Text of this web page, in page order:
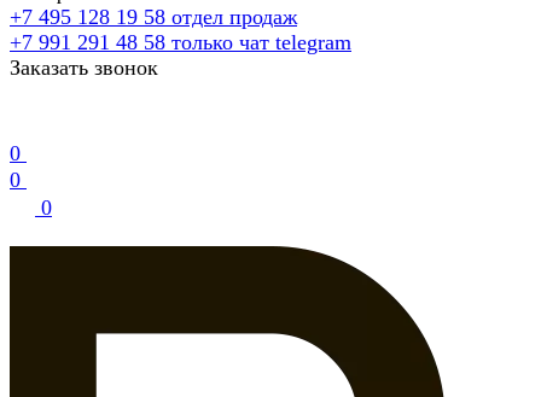
+7 495 128 19 58 отдел продаж
+7 991 291 48 58 только чат telegram
Заказать звонок
0
0
0